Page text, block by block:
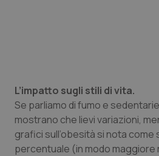
Tumore al seno
Tumore ovarico
L’impatto sugli stili di vita.
Se parliamo di fumo e
mostrano che lievi variazioni,
grafici sull’obesità si nota come
percentuale (in modo maggiore